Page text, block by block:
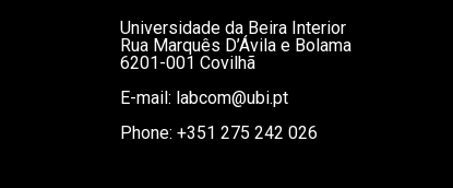
Universidade da Beira Interior
Rua Marquês D’Ávila e Bolama
6201-001 Covilhã
E-mail: labcom@ubi.pt
Phone: +351 275 242 026